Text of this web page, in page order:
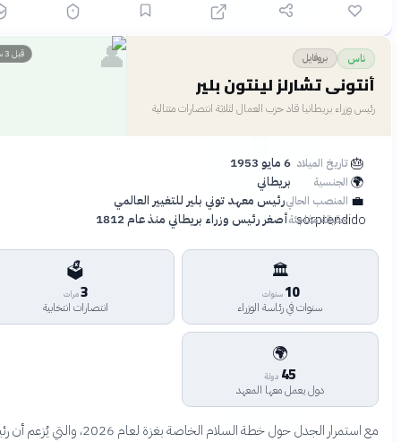
بروفايل
تشارلز لينتون بلير
وزراء بريطانيا قاد حزب العمال لثلاثة انتصارات متتالية
تاريخ الميلاد 6 مايو 1953
الجنسية بريطاني
المنصب الحاليرئيس معهد توني بلير للتغيير العالمي
حقيقة مفاجئةأصغر رئيس وزراء بريطاني منذ عام 1812
سنوات
سنوات في رئاسة الوزراء انتصارات انتخابية
دول يعمل معها المعهد
مع استمرار الجدل حول خطة السلام الخاصة بغزة لعام 2026، والتي يُزعم أن رئيس